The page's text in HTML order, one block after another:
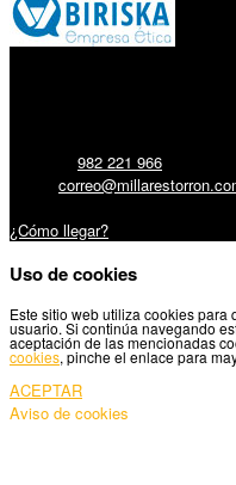
982 221 966
¿Cómo llegar?
Uso de cookies
Este sitio web utiliza cookies
usuario. Si continúa navegando
aceptación de las mencionadas
cookies, pinche el enlace para
ACEPTAR
Aviso de cookies